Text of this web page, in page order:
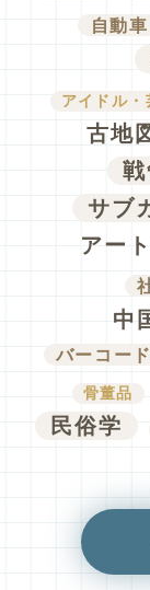
自動車
アイドル・
古地
サブ
アー
中
バーコー
骨董品
民俗学